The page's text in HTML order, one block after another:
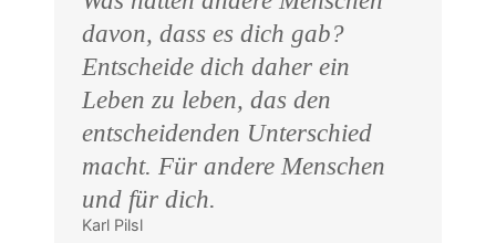
davon, dass es dich gab?
Entscheide dich daher ein
Leben zu leben, das den
entscheidenden Unterschied
macht. Für andere Menschen
und für dich.
Karl Pilsl